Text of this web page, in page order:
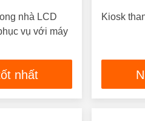
nhà LCD
vụ với máy
nhất
Kiosk